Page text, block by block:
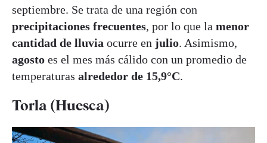
septiembre. Se trata de una región con
precipitaciones frecuentes, por lo que la menor
cantidad de lluvia ocurre en julio. Asimismo,
agosto es el mes más cálido con un promedio de
temperaturas alrededor de 15,9°C.
Torla (Huesca)